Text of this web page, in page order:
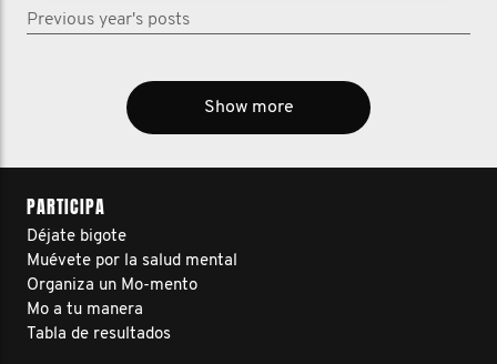
Previous year's posts
Show more
PARTICIPA
Déjate bigote
Muévete por la salud mental
Organiza un Mo-mento
Mo a tu manera
Tabla de resultados